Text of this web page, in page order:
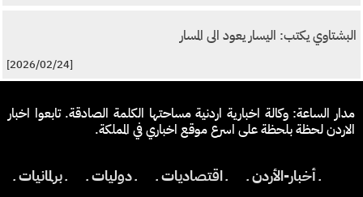
البشتاوي يكتب: اليسار يعود الى المسار
[2026/02/24]
مدار الساعة: وكالة اخبارية اردنية مساحتها الكلمة الصادقة. تابعوا اخبار
الاردن لحظة بلحظة على اسرع موقع اخباري في المملكة.
ـ أخبار-الأردن ـ ـ اقتصاديات ـ ـ دوليات ـ
ـ برلمانيات ـ